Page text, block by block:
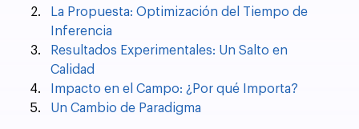
La Propuesta: Optimización del Tiempo de
Inferencia
Resultados Experimentales: Un Salto en
Calidad
Impacto en el Campo: ¿Por qué Importa?
Un Cambio de Paradigma